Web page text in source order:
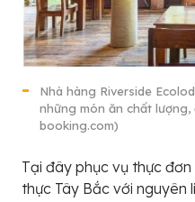
Nhà hàng Riverside
những món ăn chất
booking.com)
Tại đây phục vụ thực
thực Tây Bắc với nguyên